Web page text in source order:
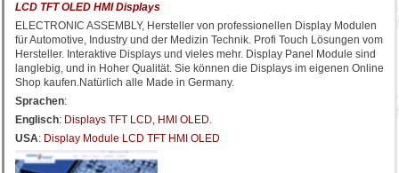
LCD TFT OLED HMI Displays
ELECTRONIC ASSEMBLY, Hersteller von professionellen Display Modulen
für Automotive, Industry und der Medizin Technik. Profi Touch Lösungen vom
Hersteller. Interaktive Displays und vieles mehr. Display Panel Module sind
langlebig, und in Hoher Qualität. Sie können die Displays im eigenen Online
Shop kaufen.Natürlich alle Made in Germany.
Sprachen:
Englisch: Displays TFT LCD, HMI OLED.
USA: Display Module LCD TFT HMI OLED